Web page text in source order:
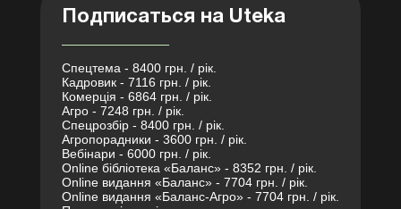
Подписаться на Uteka
Спецтема - 8400 грн. / рік.
Кадровик - 7116 грн. / рік.
Комерція - 6864 грн. / рік.
Агро - 7248 грн. / рік.
Спецрозбір - 8400 грн. / рік.
Агропорадники - 3600 грн. / рік.
Вебінари - 6000 грн. / рік.
Online бібліотека «Баланс» - 8352 грн. / рік.
Online видання «Баланс» - 7704 грн. / рік.
Online видання «Баланс-Агро» - 7704 грн. / рік.